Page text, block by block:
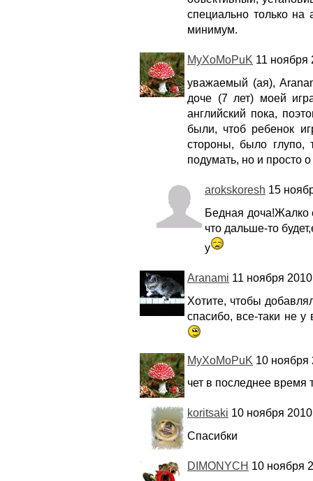
специально только на
минимум.
MyXoMoPuK 11 ноября
уважаемый (ая),
доче (7 лет) моей
английский пока,
были, чтоб ребенок
стороны, было
подумать, но и просто
arokskoresh 15
Бедная доча!Жалко
что дальше-то
у
Aranami 11 ноября
Хотите, чтобы
спасибо, все-таки не у
MyXoMoPuK 10 ноября
чет в последнее время
koritsaki 10 ноября
Спасибки
DIMONYCH 10 ноября